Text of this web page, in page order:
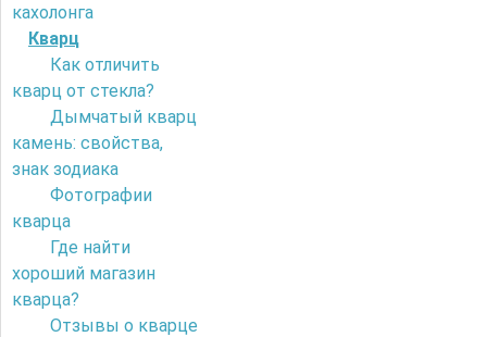
кахолонга
Кварц
Как отличить
кварц от стекла?
Дымчатый кварц
камень: свойства,
знак зодиака
Фотографии
кварца
Где найти
хороший магазин
кварца?
Отзывы о кварце